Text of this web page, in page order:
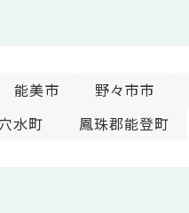
能美市 野々市市
水町
鳳珠郡能登町